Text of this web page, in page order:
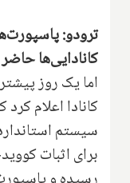
ترودو:
کانادایی‌ها
اما یک روز
کانادا اعلام
سیستم